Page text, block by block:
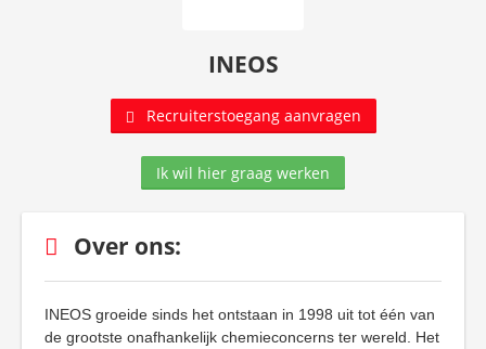
INEOS
Recruiterstoegang aanvragen
Ik wil hier graag werken
Over ons:
INEOS groeide sinds het ontstaan in 1998 uit tot één van
de grootste onafhankelijk chemieconcerns ter wereld. Het